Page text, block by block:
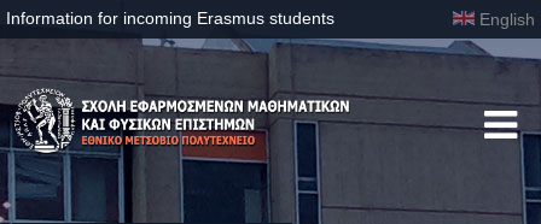
Information for incoming Erasmus students English